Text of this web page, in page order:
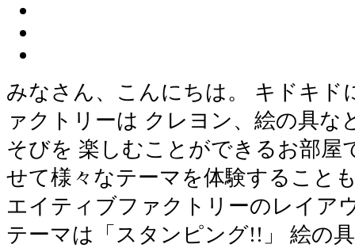
みなさん、こんにちは。 キドキド
ァクトリーは クレヨン、絵の具な
そびを 楽しむことができるお部屋
せて様々なテーマを体験すること
エイティブファクトリーのレイア
テーマは「スタンピング!!」 絵の